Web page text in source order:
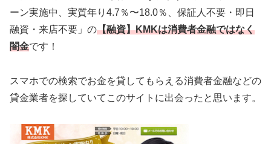
ーン実施中、実質年り4.7％〜18.0％、保証人不要・即日
融資・来店不要」の【融資】KMKは消費者金融ではなく
闇金です！
スマホでの検索でお金を貸してもらえる消費者金融などの
貸金業者を探していてこのサイトに出会ったと思います。